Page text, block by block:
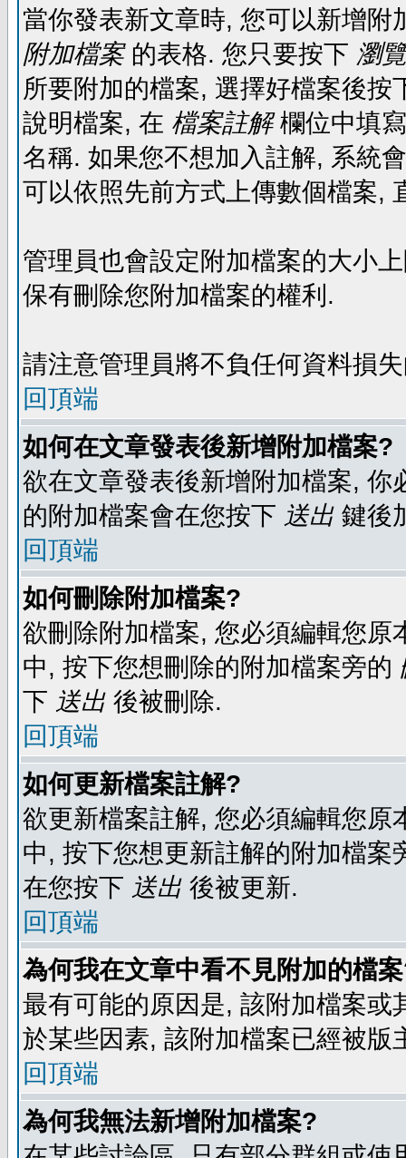
當你發表新文章時, 您可以新增
附加檔案的表格. 您只要按下 瀏
所要附加的檔案, 選擇好檔案後
說明檔案, 在 檔案註解欄位中填
名稱. 如果您不想加入註解, 系統
可以依照先前方式上傳數個檔案,
管理員也會設定附加檔案的大小
保有刪除您附加檔案的權利.
請注意管理員將不負任何資料損
回頂端
如何在文章發表後新增附加檔案?
欲在文章發表後新增附加檔案,
的附加檔案會在您按下 送出 鍵後
回頂端
如何刪除附加檔案?
欲刪除附加檔案, 您必須編輯您
中, 按下您想刪除的附加檔案旁的
下 送出 後被刪除.
回頂端
如何更新檔案註解?
欲更新檔案註解, 您必須編輯您
中, 按下您想更新註解的附加檔案
在您按下 送出 後被更新.
回頂端
為何我在文章中看不見附加的檔
最有可能的原因是, 該附加檔案
於某些因素, 該附加檔案已經被版
回頂端
為何我無法新增附加檔案?